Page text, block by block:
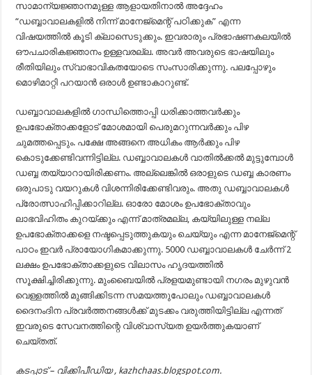
സാമാന്യജ്ഞാനമുള്ള ആളായതിനാൽ അദ്ദേഹം
“ഡബ്ബാവാലകളിൽ നിന്ന് മാനേജ്‌മെന്റ് പഠിക്കുക” എന്ന
വിഷയത്തിൽ കൂടി ക്ലാസെടുക്കും. ഇവരാരും പ്രഭാഷണകലയിൽ
ഔപചാരികജ്ഞാനം ഉള്ളവരല്ല. അവർ അവരുടെ ഭാഷയിലും
രീതിയിലും സ്വാഭാവികതയോടെ സംസാരിക്കുന്നു. പലപ്പോഴും
മൊഴിമാറ്റി പറയാൻ ഒരാൾ ഉണ്ടാകാറുണ്ട്.
ഡബ്ബാവാലകളിൽ ഗാന്ധിത്തൊപ്പി ധരിക്കാത്തവർക്കും
ഉപഭോക്താക്കളോട് മോശമായി പെരുമറുന്നവർക്കും പിഴ
ചുമത്തപ്പെടും. പക്ഷേ അങ്ങനെ അധികം ആർക്കും പിഴ
കൊടുക്കേണ്ടിവന്നിട്ടില്ല. ഡബ്ബാവാലകൾ വാതിൽക്കൽ മുട്ടുമ്പോൾ
ഡബ്ബ തയ്യാറായിരിക്കണം. അല്ലെങ്കിൽ ഒരാളുടെ ഡബ്ബ കാരണം
ഒരുപാടു വയറുകൾ വിശന്നിരിക്കേണ്ടിവരും. അതു ഡബ്ബാവാലകൾ
പ്രോത്സാഹിപ്പിക്കാറില്ല. ഓരോ മോശം ഉപഭോക്താവും
ലാഭവിഹിതം കുറയ്ക്കും എന്ന് മാത്രമല്ല, കയ്യിലുള്ള നല്ല
ഉപഭോക്താക്കളെ നഷ്ടപ്പെടുത്തുകയും ചെയ്യും എന്ന മാനേജ്മെന്റ്
പാഠം ഇവർ പ്രായോഗികമാക്കുന്നു. 5000 ഡബ്ബാവാലകൾ ചേർന്ന് 2
ലക്ഷം ഉപഭോക്താക്കളുടെ വിലാസം ഹൃദയത്തിൽ
സൂക്ഷിച്ചിരിക്കുന്നു. മുംബൈയിൽ പ്രളയമുണ്ടായി നഗരം മുഴുവൻ
വെള്ളത്തിൽ മുങ്ങിക്കിടന്ന സമയത്തുപോലും ഡബ്ബാവാലകൾ
ദൈനംദിന പ്രവർത്തനങ്ങൾക്ക് മുടക്കം വരുത്തിയിട്ടില്ല എന്നത്
ഇവരുടെ സേവനത്തിന്റെ വിശ്വാസ്യത ഉയർത്തുകയാണ്
ചെയ്തത്.
കടപ്പാട് – വിക്കിപീഡിയ , kazhchaas.blogspot.com.